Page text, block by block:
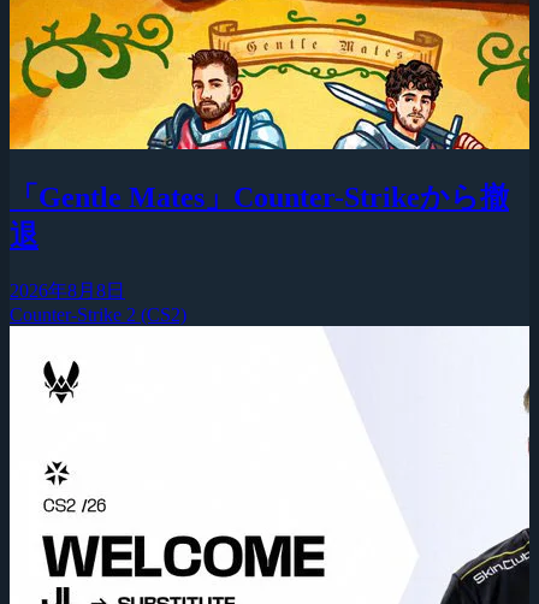
「Gentle Mates」Counter-Strikeから撤
退
2026年8月8日
Counter-Strike 2 (CS2)